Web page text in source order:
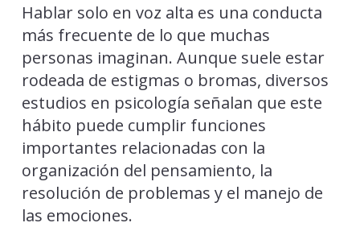
Hablar solo en voz alta es una conducta
más frecuente de lo que muchas
personas imaginan. Aunque suele estar
rodeada de estigmas o bromas, diversos
estudios en psicología señalan que este
hábito puede cumplir funciones
importantes relacionadas con la
organización del pensamiento, la
resolución de problemas y el manejo de
las emociones.